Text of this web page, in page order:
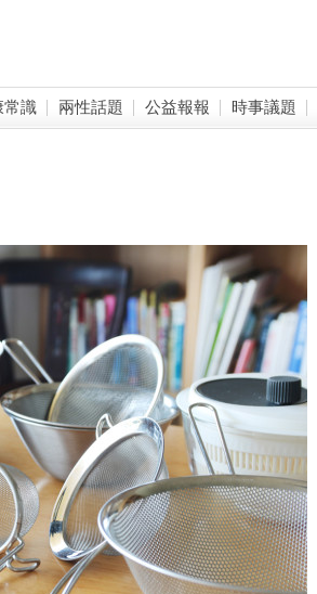
常識 兩性話題 公益報報 時事議題